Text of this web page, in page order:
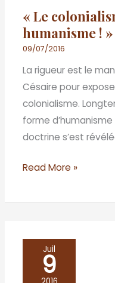
« Le
humanisme ! »
09/07/2016
La rigueur est le
Césaire pour
colonialisme.
forme
doctrine s’est
pas
un
humanisme
!
»
Read More »
Juil
9
Camilla
Wilson